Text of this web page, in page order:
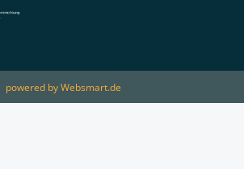
powered by Websmart.de